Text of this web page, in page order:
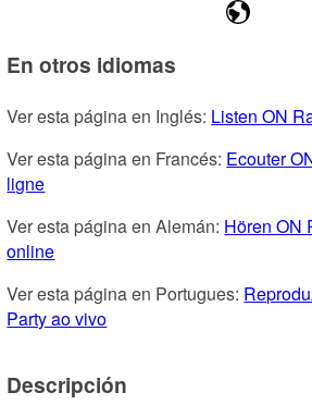
En otros idiomas
Ver esta página en Inglés: Listen ON
Ver esta página en Francés: Ecouter
ligne
Ver esta página en Alemán: Hören ON
online
Ver esta página en Portugues:
Party ao vivo
Descripción